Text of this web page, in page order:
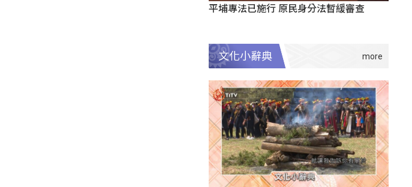
平埔專法已施行 原民身分法暫緩審查
文化小辭典